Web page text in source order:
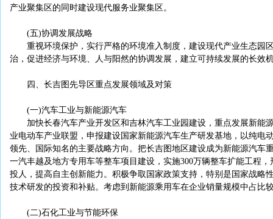
产业聚集区的同时建设现代服务业聚集区。
(五)协调发展战略
重视环境保护，实行严格的环境准入制度，建设现代产业生态园
治，促进经济与环境、人与阳然的协调发展，建立可持续发展的长效
四、长吉图先导区重点发展领域及对策
(一)汽车工业与新能源汽车
加快长春汽车产业开发区和吉林汽车工业园建设，重点发展新能
业电动车产业联盟，申报建设国家新能源汽车生产研发基地，以纯电
领先、国际知名的主要战略方向。把长吉图地区建设成为新能源汽车
一汽丰越及地方专用车等整车项目建设，实施300万辆整车扩能工程
投人，提高自主创新能力。积极争取国家政策支持，特别是国家战略
技术研发的投资和补贴。考虑到新能源乘用车在企业销量规模中占比
(二)石化工业与节能环保